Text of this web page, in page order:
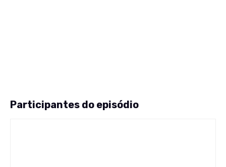
Participantes do episódio